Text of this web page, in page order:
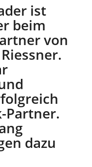
ist
beim
von
Partner.
dazu